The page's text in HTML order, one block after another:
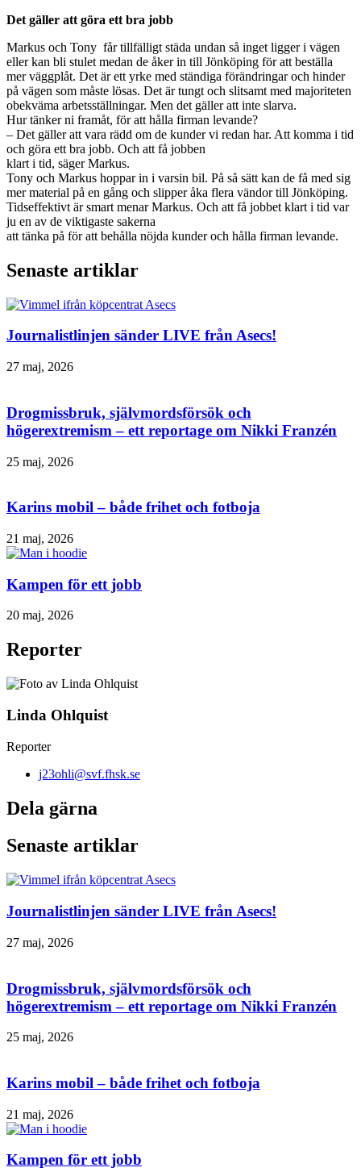
Det gäller att göra ett bra jobb
Markus och Tony får tillfälligt städa undan så inget ligger i vägen
eller kan bli stulet medan de åker in till Jönköping för att beställa
mer väggplåt. Det är ett yrke med ständiga förändringar och hinder
på vägen som måste lösas. Det är tungt och slitsamt med majoriteten
obekväma arbetsställningar. Men det gäller att inte slarva.
Hur tänker ni framåt, för att hålla firman levande?
– Det gäller att vara rädd om de kunder vi redan har. Att komma i tid
och göra ett bra jobb. Och att få jobben
klart i tid, säger Markus.
Tony och Markus hoppar in i varsin bil. På så sätt kan de få med sig
mer material på en gång och slipper åka flera vändor till Jönköping.
Tidseffektivt är smart menar Markus. Och att få jobbet klart i tid var
ju en av de viktigaste sakerna
att tänka på för att behålla nöjda kunder och hålla firman levande.
Senaste artiklar
Journalistlinjen sänder LIVE från Asecs!
27 maj, 2026
Drogmissbruk, självmordsförsök och
högerextremism – ett reportage om Nikki Franzén
25 maj, 2026
Karins mobil – både frihet och fotboja
21 maj, 2026
Kampen för ett jobb
20 maj, 2026
Reporter
Linda Ohlquist
Reporter
j23ohli@svf.fhsk.se
Dela gärna
Senaste artiklar
Journalistlinjen sänder LIVE från Asecs!
27 maj, 2026
Drogmissbruk, självmordsförsök och
högerextremism – ett reportage om Nikki Franzén
25 maj, 2026
Karins mobil – både frihet och fotboja
21 maj, 2026
Kampen för ett jobb